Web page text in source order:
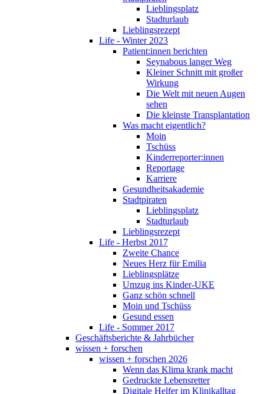
Lieblingsplatz
Stadturlaub
Lieblingsrezept
Life - Winter 2023
Patient:innen berichten
Seynabous langer Weg
Kleiner Schnitt mit großer
Wirkung
Die Welt mit neuen Augen
sehen
Die kleinste Transplantation
Was macht eigentlich?
Moin
Tschüss
Kinderreporter:innen
Reportage
Karriere
Gesundheitsakademie
Stadtpiraten
Lieblingsplatz
Stadturlaub
Lieblingsrezept
Life - Herbst 2017
Zweite Chance
Neues Herz für Emilia
Lieblingsplätze
Umzug ins Kinder-UKE
Ganz schön schnell
Moin und Tschüss
Gesund essen
Life - Sommer 2017
Geschäftsberichte & Jahrbücher
wissen + forschen
wissen + forschen 2026
Wenn das Klima krank macht
Gedruckte Lebensretter
Digitale Helfer im Klinikalltag